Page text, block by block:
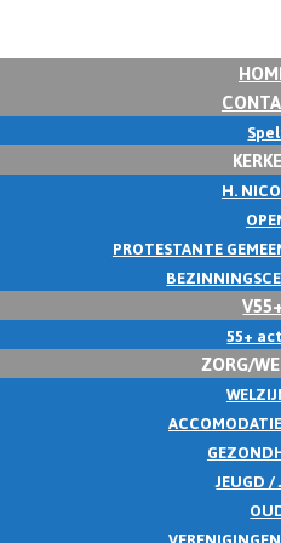
H.
PROTESTANTE
55+
ZORG/
JEUGD /